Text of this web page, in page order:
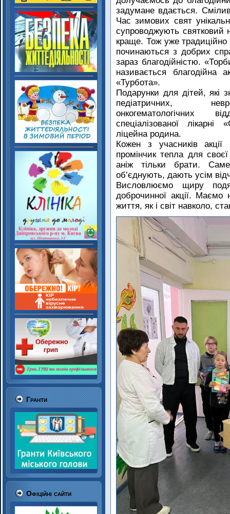
Гранти
Офіційні сайти
задумане вдається.
Час зимових свят
супроводжують святковий
краще. Тож уже традиційно
починаються з добрих
зараз благодійністю.
називається благодійна
«Турбота».
Подарунки для дітей, які
педіатричних,
онкогематологічних
спеціалізованої
ліцейна родина.
Кожен з учасників
промінчик тепла для
аніж тільки брати.
об’єднують, дають усім
Висловлюємо щиру
доброчинної акції.
життя, як і світ навколо,